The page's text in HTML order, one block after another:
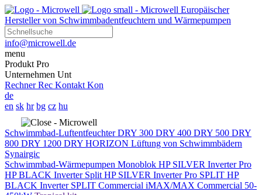
Europäischer
Hersteller von Schwimmbadentfeuchtern und Wärmepumpen
info@microwell.de
menu
Produkt Pro
Unternehmen Unt
Rechner Rec Kontakt Kon
de
en sk hr bg cz hu
Schwimmbad-LuftentfeuchterDRY 300 DRY 400 DRY 500 DRY
800 DRY 1200 DRY HORIZON Lüftung von Schwimmbädern
Synairgic
Schwimmbad-Wärmepumpen Monoblok HP SILVER Inverter Pro
HP BLACK Inverter Split HP SILVER Inverter Pro SPLIT HP
BLACK Inverter SPLIT Commercial iMAX/MAX Commercial 50-